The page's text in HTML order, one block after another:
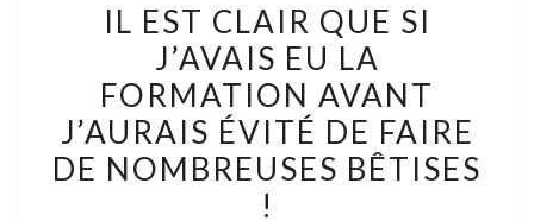
EST
CLAIR
QUE
SI
J’AVAIS
EU
IL EST CLAIR QUE SI
J’AVAIS EU LA
FORMATION AVANT
J’AURAIS ÉVITÉ DE FAIRE
DE NOMBREUSES BÊTISES
!